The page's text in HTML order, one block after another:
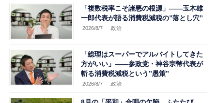
「複数税率こそ諸悪の根源」――玉木雄
一郎代表が語る消費税減税の”落とし穴”
2026/8/7 .政治
「総理はスーパーでアルバイトしてきた
方がいい」――参政党・神谷宗幣代表が
斬る消費税減税という”愚策”
2026/8/7 .政治